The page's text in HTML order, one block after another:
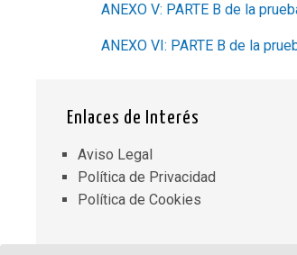
ANEXO V: PARTE B de la
ANEXO VI: PARTE B de la
Enlaces de Interés
Aviso Legal
Política de Privacidad
Política de Cookies